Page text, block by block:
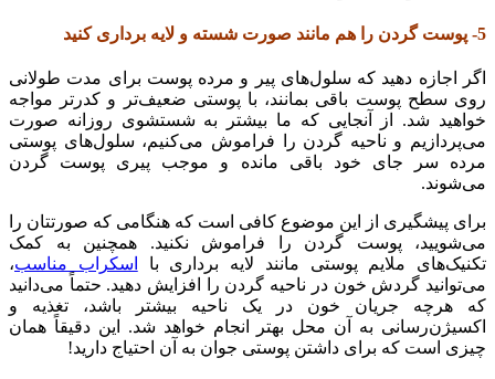
5- پوست گردن را هم مانند صورت شسته و لایه برداری کنید
اگر اجازه دهید که سلول‌های پیر و مرده پوست برای مدت طولانی
روی سطح پوست باقی بمانند، با پوستی ضعیف‌تر و کدرتر مواجه
خواهید شد. از آنجایی که ما بیشتر به شستشوی روزانه صورت
می‌پردازیم و ناحیه گردن را فراموش می‌کنیم، سلول‌های پوستی
مرده سر جای خود باقی مانده و موجب پیری پوست گردن
می‌شوند.
برای پیشگیری از این موضوع کافی است که هنگامی که صورتتان را
می‌شویید، پوست گردن را فراموش نکنید. همچنین به کمک
تکنیک‌های ملایم پوستی مانند لایه برداری با
اسکراب مناسب،
می‌توانید گردش خون در ناحیه گردن را افزایش دهید. حتماً می‌دانید
که هرچه جریان خون در یک ناحیه بیشتر باشد، تغذیه و
اکسیژن‌رسانی به آن محل بهتر انجام خواهد شد. این دقیقاً همان
چیزی است که برای داشتن پوستی جوان به آن احتیاج دارید!